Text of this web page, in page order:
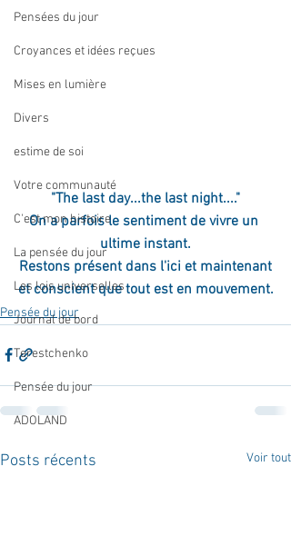
Pensées du jour
Croyances et idées reçues
Mises en lumière
Divers
estime de soi
Votre communauté
C'est mon histoire
La pensée du jour
Les lois universelles
Journal de bord
Terestchenko
Pensée du jour
ADOLAND
"The last day...the last night...."
On a parfois le sentiment de vivre un
ultime instant.
Restons présent dans l'ici et maintenant
et conscient que tout est en mouvement.
Pensée du jour
Posts récents Voir tout